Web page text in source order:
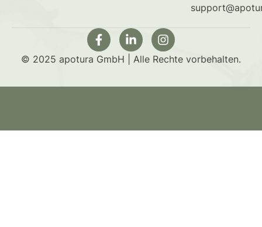
© 2025 apotura GmbH | Alle Rechte vorbehalten.